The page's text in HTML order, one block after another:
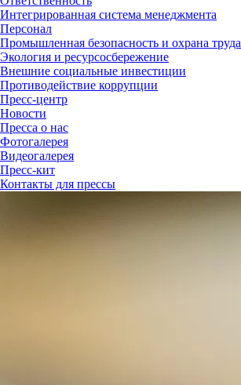
Интегрированная система менеджмента
Персонал
Промышленная безопасность и охрана труда
Экология и ресурсосбережение
Внешние социальные инвестиции
Противодействие коррупции
Пресс-центр
Новости
Пресса о нас
Фотогалерея
Видеогалерея
Пресс-кит
Контакты для прессы